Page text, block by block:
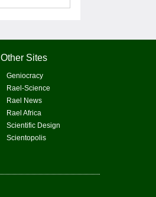
Other Sites
Geniocracy
Rael-Science
Rael News
Rael Africa
Scientific Design
Scientopolis